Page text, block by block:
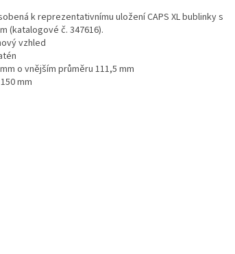
k reprezentativnímu uložení CAPS XL bublinky s
(katalogové č. 347616).
vzhled
mm o vnějším průměru 111,5 mm
mm